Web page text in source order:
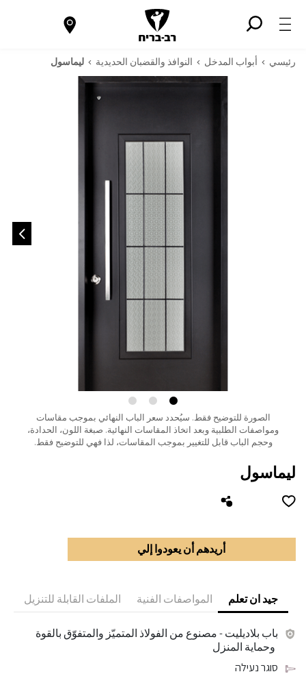
رئيسي أبواب المدخل النوافذ والقضبان الحديدية ليماسول
ليماسول
أريدهم أن يعودوا إلي
جيد ان تعلم المواصفات الفنية الملفات القابلة للتنزيل
باب بلاديليت- مصنوع من الفولاذ المتميّز والمتفوّق بالقوة
وحماية المنزل
סוגר נעילה
الصورة للتوضيح فقط. سيُحدد سعر الباب النهائي بموجب مقاسات
ومواصفات الطلبية وبعد اتخاذ المقاسات النهائية. صبغة اللون، الحدادة،
وحجم الباب قابل للتغيير بموجب المقاسات، لذا فهي للتوضيح فقط.